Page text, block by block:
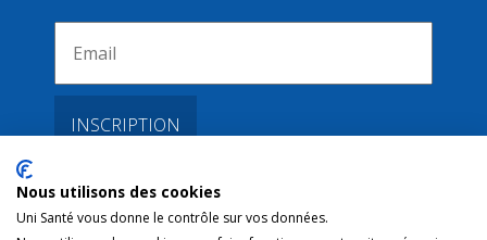
Liens
Nous utilisons des cookies
Uni Santé vous donne le contrôle sur vos données.